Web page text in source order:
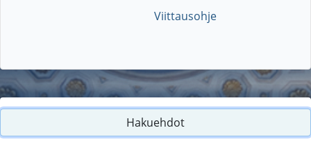
Viittausohje
Hakuehdot